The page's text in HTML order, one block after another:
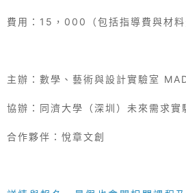
費用： 15 ， 000 （包括指導費與材料
主辦：數學、藝術與設計實驗室
協辦：同濟大學（深圳）未來需求實
合作夥伴：悅章文創